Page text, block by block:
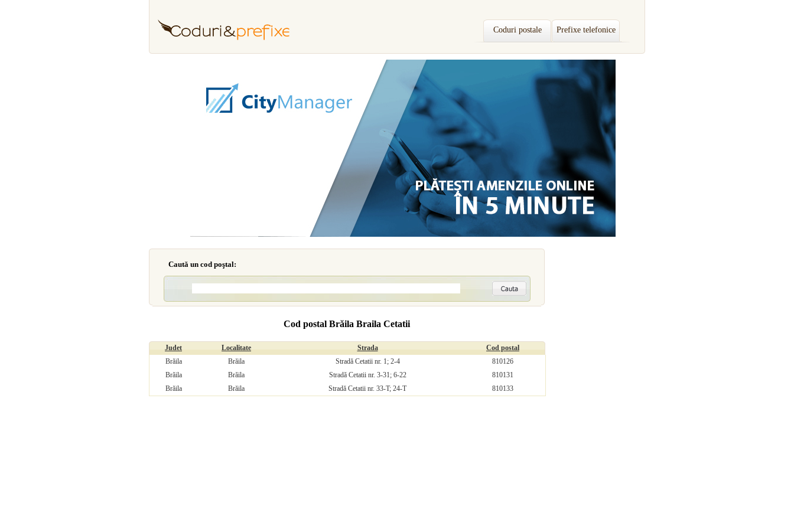
Coduri postale Prefixe telefonice
Caută un cod poştal:
Cod postal Brăila Braila Cetatii
Judet Localitate Strada
Cod postal
Brăila
Brăila Stradă Cetatii nr. 1; 2-4
810126
Brăila
Brăila Stradă Cetatii nr. 3-31; 6-22
810131
Brăila
Brăila Stradă Cetatii nr. 33-T; 24-T 810133